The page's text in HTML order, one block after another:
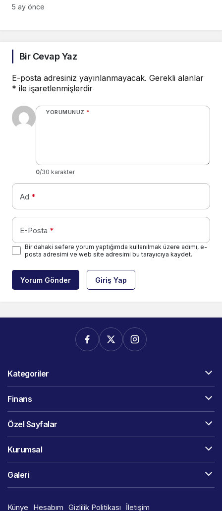
5 ay önce
Bir Cevap Yaz
E-posta adresiniz yayınlanmayacak. Gerekli alanlar
* ile işaretlenmişlerdir
YORUMUNUZ *
0/30 karakter
Ad *
E-Posta *
Bir dahaki sefere yorum yaptığımda kullanılmak üzere adımı, e-
posta adresimi ve web site adresimi bu tarayıcıya kaydet.
Yorum Gönder Giriş Yap
Kategoriler
Finans
Özel Sayfalar
Kurumsal
Galeri
Künye Hesabım Gizlilik Politikası İletişim